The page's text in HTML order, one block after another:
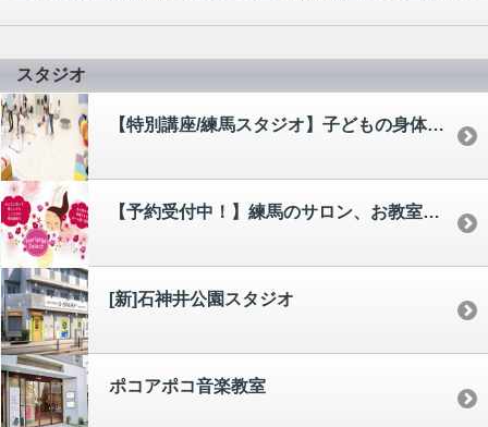
スタジオ
【特別講座/練馬スタジオ】子どもの身体能力開発協会による親子体操
【予約受付中！】練馬のサロン、お教室が特別価格で！「ネリヨガセレクト」
[新]石神井公園スタジオ
ポコアポコ音楽教室